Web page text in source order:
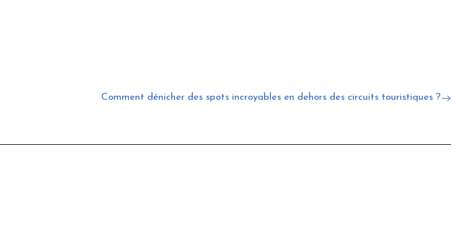
Comment dénicher des spots incroyables en dehors des circuits touristiques ?